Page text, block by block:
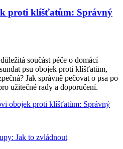
proti klíšťatům: Správný
součást péče o domácí
psu obojek proti klíšťatům,
Jak správně pečovat o psa po
užitečné rady a doporučení.
obojek proti klíšťatům: Správný